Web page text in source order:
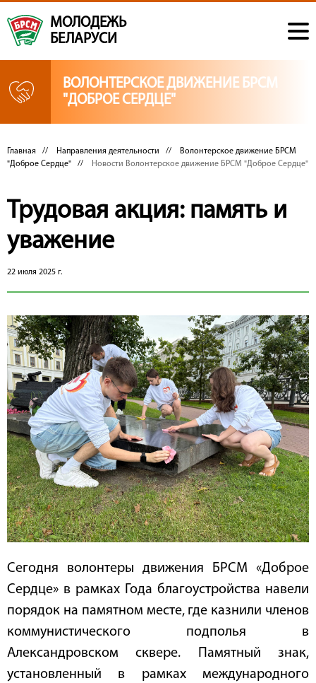
МОЛОДЕЖЬ
БЕЛАРУСИ
ВОЛОНТЕРСКОЕ ДВИЖЕНИЕ БРСМ
"ДОБРОЕ СЕРДЦЕ"
Главная // Направления деятельности //
Волонтерское движение БРСМ
"Доброе Сердце" // Новости Волонтерское движение БРСМ "Доброе Сердце"
Трудовая акция: память и
уважение
22 июля 2025 г.
Сегодня волонтеры движения БРСМ «Доброе
Сердце» в рамках Года благоустройства навели
порядок на памятном месте, где казнили членов
коммунистического подполья в
Александровском сквере. Памятный знак,
установленный в рамках международного